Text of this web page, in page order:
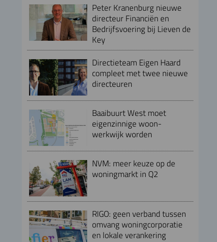
Peter Kranenburg nieuwe
directeur Financiën en
Bedrijfsvoering bij Lieven de
Key
Directieteam Eigen Haard
compleet met twee nieuwe
directeuren
Baaibuurt West moet
eigenzinnige woon-
werkwijk worden
NVM: meer keuze op de
woningmarkt in Q2
RIGO: geen verband tussen
omvang woningcorporatie
en lokale verankering